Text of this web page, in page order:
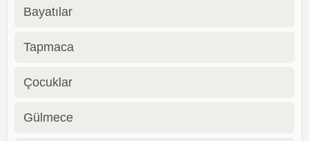
Bayatılar
Tapmaca
Çocuklar
Gülmece